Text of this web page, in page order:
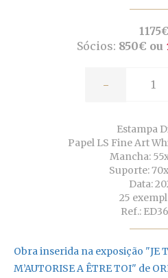
1175€
Sócios: 850€ ou
-
Estampa
Papel LS Fine Art
Mancha:
Suporte:
Data:
25
Ref.:
Obra inserida na exposição "JE
M’AUTORISE A ÊTRE TOI" de